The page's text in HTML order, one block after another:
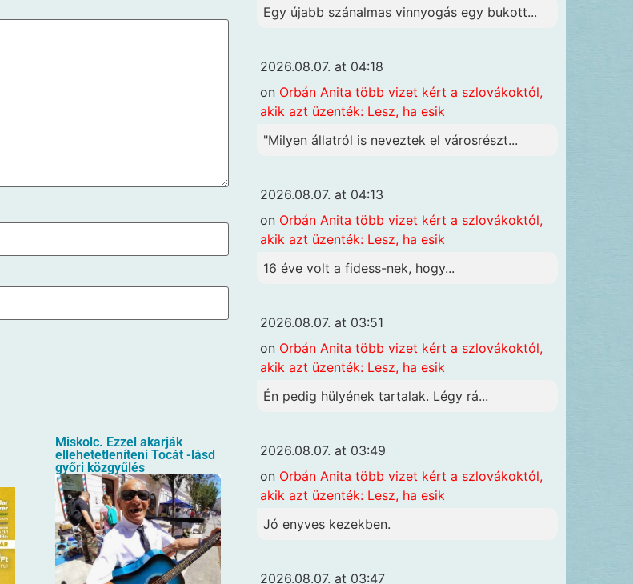
Miskolc. Ezzel akarják
ellehetetleníteni Tocát -lásd
győri közgyűlés
Egy újabb szánalmas vinnyogás egy bukott...
2026.08.07. at 04:18
on Orbán Anita több vizet kért a szlovákoktól,
akik azt üzenték: Lesz, ha esik
"Milyen állatról is neveztek el városrészt...
2026.08.07. at 04:13
on Orbán Anita több vizet kért a szlovákoktól,
akik azt üzenték: Lesz, ha esik
16 éve volt a fidess-nek, hogy...
2026.08.07. at 03:51
on Orbán Anita több vizet kért a szlovákoktól,
akik azt üzenték: Lesz, ha esik
Én pedig hülyének tartalak. Légy rá...
2026.08.07. at 03:49
on Orbán Anita több vizet kért a szlovákoktól,
akik azt üzenték: Lesz, ha esik
Jó enyves kezekben.
2026.08.07. at 03:47